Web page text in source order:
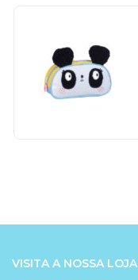
VISITA A NOSSA